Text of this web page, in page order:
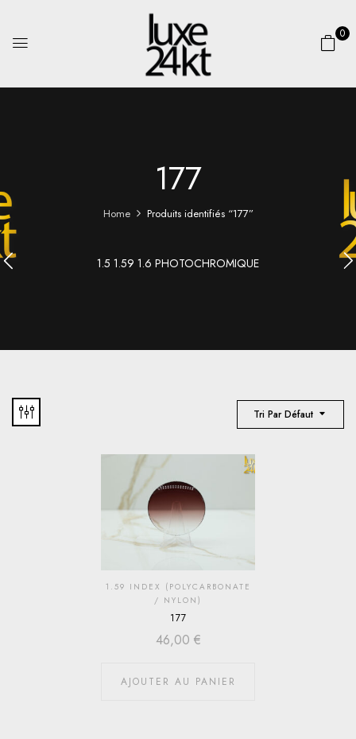
0
177
Home Produits identifiés “177”
1.5 1.59 1.6 PHOTOCHROMIQUE
Tri Par Défaut
1.59 INDEX (POLYCARBONATE
/ NYLON)
177
46,00 €
AJOUTER AU PANIER